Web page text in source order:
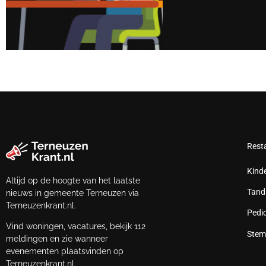
Altijd op de hoogte van het laatste
nieuws in gemeente Terneuzen via
Terneuzenkrant.nl.
Vind woningen, vacatures, bekijk 112
meldingen en zie wanneer
evenementen plaatsvinden op
Terneuzenkrant.nl.